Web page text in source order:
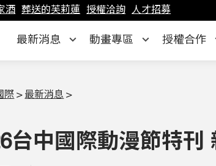
酒 葬送的芙莉蓮 授權洽詢 人才招募
最新消息 動畫專區 授權合作
際 > 最新消息 >
台中國際動漫節特刊